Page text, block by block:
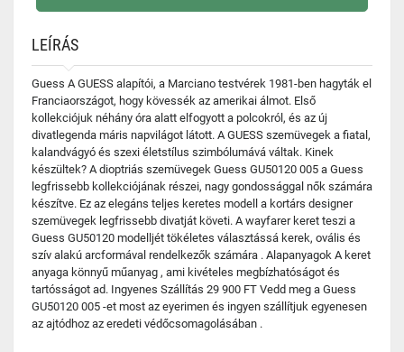
LEÍRÁS
Guess A GUESS alapítói, a Marciano testvérek 1981-ben hagyták el
Franciaországot, hogy kövessék az amerikai álmot. Első
kollekciójuk néhány óra alatt elfogyott a polcokról, és az új
divatlegenda máris napvilágot látott. A GUESS szemüvegek a fiatal,
kalandvágyó és szexi életstílus szimbólumává váltak. Kinek
készültek? A dioptriás szemüvegek Guess GU50120 005 a Guess
legfrissebb kollekciójának részei, nagy gondossággal nők számára
készítve. Ez az elegáns teljes keretes modell a kortárs designer
szemüvegek legfrissebb divatját követi. A wayfarer keret teszi a
Guess GU50120 modelljét tökéletes választássá kerek, ovális és
szív alakú arcformával rendelkezők számára . Alapanyagok A keret
anyaga könnyű műanyag , ami kivételes megbízhatóságot és
tartósságot ad. Ingyenes Szállítás 29 900 FT Vedd meg a Guess
GU50120 005 -et most az eyerimen és ingyen szállítjuk egyenesen
az ajtódhoz az eredeti védőcsomagolásában .